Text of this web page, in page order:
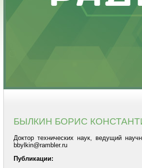
БЫЛКИН БОРИС
Доктор технических наук, ведущий
bbylkin@rambler.ru
Публикации: